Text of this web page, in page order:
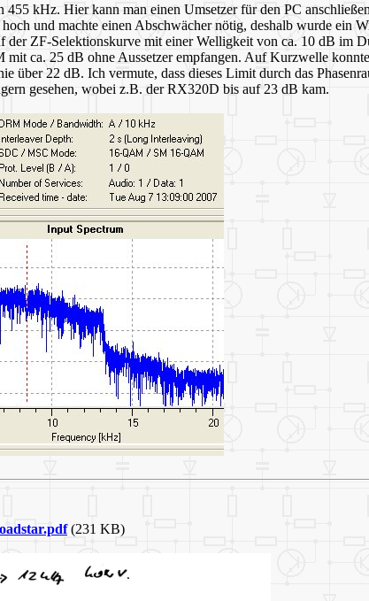
kHz. Hier kann man einen Umsetzer für den PC
und machte einen Abschwächer nötig, deshalb wurde ein
ZF-Selektionskurve mit einer Welligkeit von ca. 10 dB im
ca. 25 dB ohne Aussetzer empfangen. Auf Kurzwelle
22 dB. Ich vermute, dass dieses Limit durch das
gesehen, wobei z.B. der RX320D bis auf 23 dB kam.
(231 KB)